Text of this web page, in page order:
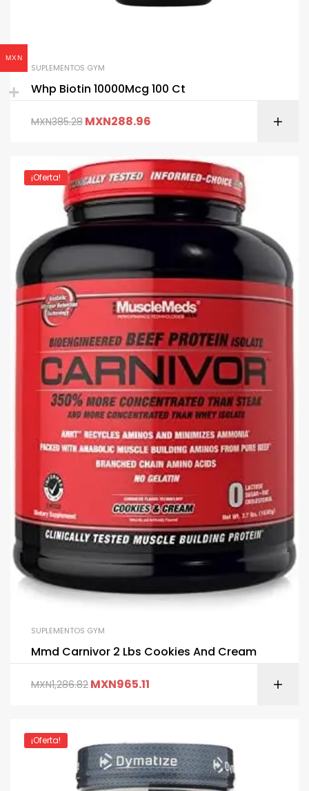
SUPLEMENTOS GYM
Whp Biotin 10000Mcg 100 Ct
MXN385.28 MXN288.96
¡Oferta!
SUPLEMENTOS GYM
Mmd Carnivor 2 Lbs Cookies And Cream
MXN1,286.82 MXN965.11
¡Oferta!
MXN